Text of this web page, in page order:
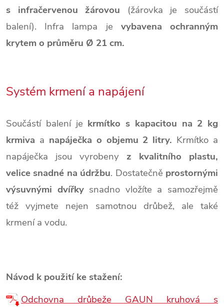
s infračervenou žárovou (žárovka je součástí
balení).
Infra lampa je vybavena ochranným
krytem o průměru Ø 21 cm.
Systém krmení a napájení
Součástí balení je krmítko s kapacitou na 2 kg
krmiva a napáječka o objemu 2 litry. Krmítko a
napáječka jsou vyrobeny z kvalitního plastu,
velice snadné na údržbu. Dostatečně prostornými
výsuvnými dvířkysnadno vložíte a samozřejmě
též vyjmete nejen samotnou drůbež, ale také
krmení a vodu.
Návod k použití ke stažení:
Odchovna drůbeže GAUN kruhová s